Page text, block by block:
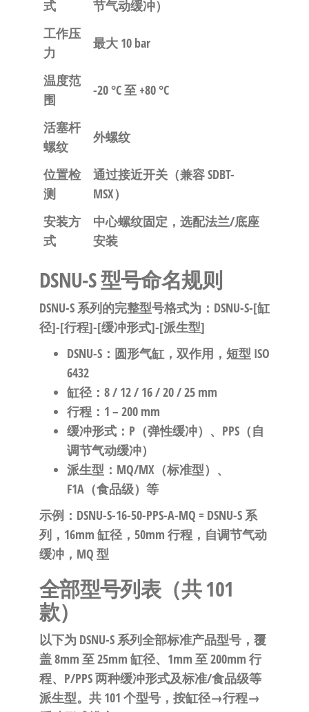
式
节气动缓冲）
工作压
力
最大 10 bar
温度范
围
-20 °C 至 +80 °C
活塞杆
螺纹
外螺纹
位置检
测
通过接近开关（兼容 SDBT-
MSX）
安装方
式
中心螺纹固定，选配法兰/底座
安装
DSNU-S 型号命名规则
DSNU-S 系列的完整型号格式为： DSNU-S-[缸
径]-[行程]-[缓冲形式]-[派生型]
DSNU-S：圆形气缸，双作用，短型 ISO
6432
缸径：8 / 12 / 16 / 20 / 25 mm
行程：1 – 200 mm
缓冲形式：P（弹性缓冲）、PPS（自
调节气动缓冲）
派生型 ：MQ/MX（标准型）、
F1A（食品级）等
示例： DSNU-S-16-50-PPS-A-MQ = DSNU-S 系
列，16mm 缸径，50mm 行程，自调节气动
缓冲，MQ 型
全部型号列表（共 101
款）
以下为 DSNU-S 系列全部标准产品型号，覆
盖 8mm 至 25mm 缸径、1mm 至 200mm 行
程、P/PPS 两种缓冲形式及标准/食品级等
派生型。共 101 个型号，按缸径→行程→